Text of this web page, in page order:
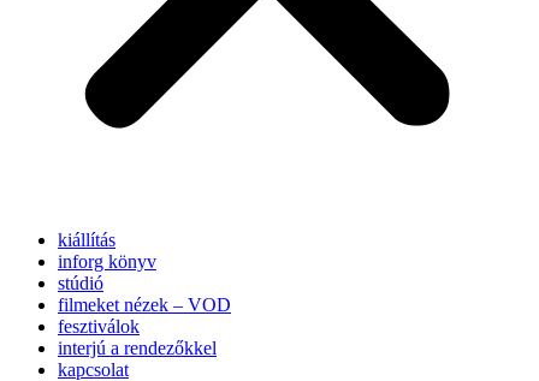
kiállítás
inforg könyv
stúdió
filmeket nézek – VOD
fesztiválok
interjú a rendezőkkel
kapcsolat